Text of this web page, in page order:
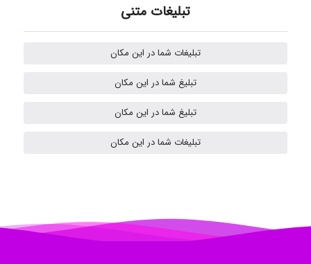
akhtar shahsavandi
- mikaela
تبلیغات متنی
تبلیغات شما در این مکان
تبلیغ شما در این مکان
تبلیغ شما در این مکان
تبلیغات شما در این مکان